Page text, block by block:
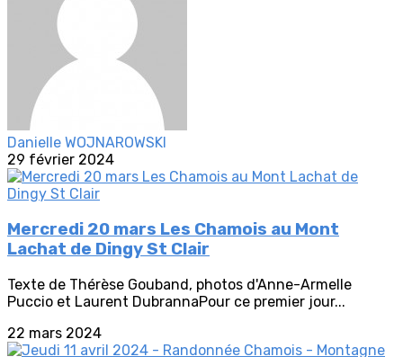
Danielle WOJNAROWSKI
29 février 2024
Mercredi 20 mars Les Chamois au Mont
Lachat de Dingy St Clair
Texte de Thérèse Gouband, photos d'Anne-Armelle
Puccio et Laurent DubrannaPour ce premier jour...
22 mars 2024